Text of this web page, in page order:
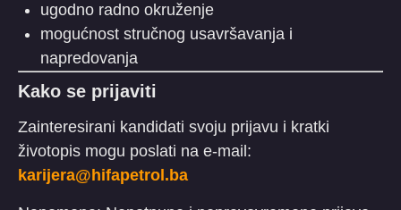
ugodno radno okruženje
mogućnost stručnog usavršavanja i
napredovanja
Kako se prijaviti
Zainteresirani kandidati svoju prijavu i kratki
životopis mogu poslati na e-mail:
karijera@hifapetrol.ba